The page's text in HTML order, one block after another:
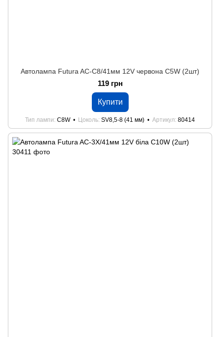
Автолампа Futura AC-C8/41мм 12V червона C5W (2шт)
119 грн
Купити
Тип лампи C8W Цоколь SV8,5-8 (41 мм) Артикул 80414